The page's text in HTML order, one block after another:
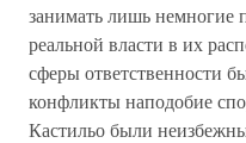
занимать лишь немногие
реальной власти в их
сферы ответственности
конфликты наподобие
Кастильо были